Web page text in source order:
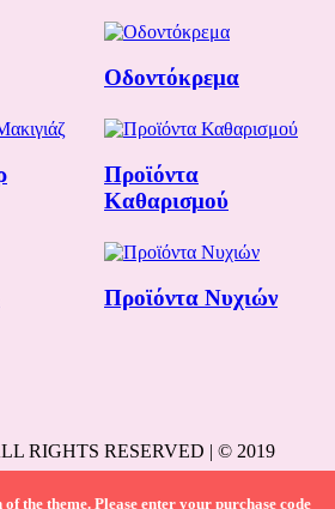
Οδοντόκρεμα
Προϊόντα
Καθαρισμού
Προϊόντα Νυχιών
RIGHTS RESERVED | © 2019
the theme. Please enter your purchase code